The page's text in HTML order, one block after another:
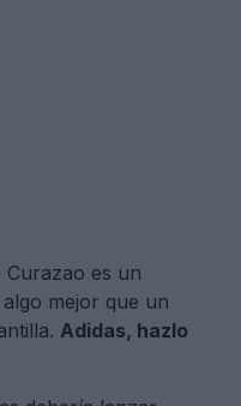
Curazao es un
mejor que un
Adidas, hazlo